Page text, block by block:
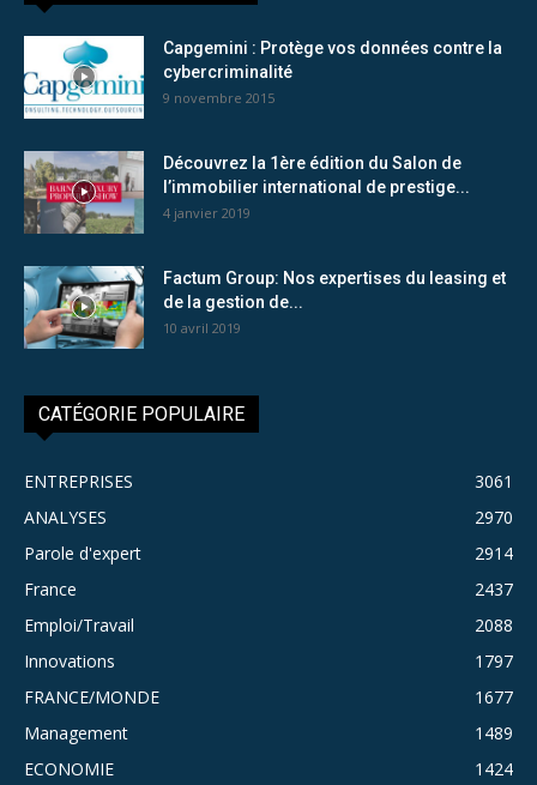
Capgemini : Protège vos données contre la
cybercriminalité
9 novembre 2015
Découvrez la 1ère édition du Salon de
l’immobilier international de prestige...
4 janvier 2019
Factum Group: Nos expertises du leasing et
de la gestion de...
10 avril 2019
CATÉGORIE POPULAIRE
ENTREPRISES
3061
ANALYSES
2970
Parole d'expert
2914
France
2437
Emploi/Travail
2088
Innovations
1797
FRANCE/MONDE
1677
Management
1489
ECONOMIE
1424